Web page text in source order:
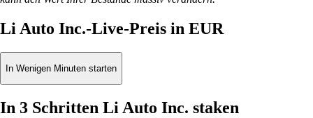
Li Auto Inc.-Live-Preis in EUR
In Wenigen Minuten starten
In 3 Schritten Li Auto Inc. staken